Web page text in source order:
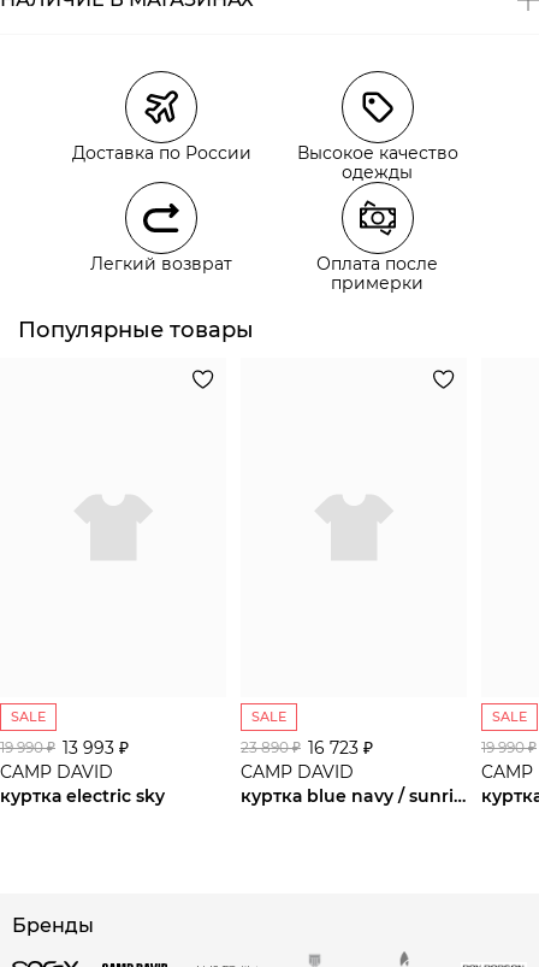
Курьерская доставка СДЭК
Самовывоз из пункта выдачи СДЭК
Самовывоз из наших магазинов
Курьерская доставка СДЭК
Самовывоз из пункта выдачи СДЭК
Доставка по России
Высокое качество
одежды
Легкий возврат
Оплата после
примерки
Популярные товары
SALE
19 990 ₽ 13 993 ₽
CAMP DAVID
куртка electric sky
SALE
23 890 ₽ 16 723 ₽
CAMP DAVID
куртка blue navy / sunrise neon
SALE
19 990 ₽
CAMP
Бренды